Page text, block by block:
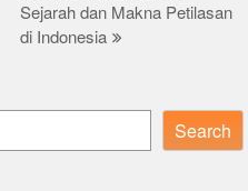
Sejarah dan Makna Petilasan
di Indonesia
Search